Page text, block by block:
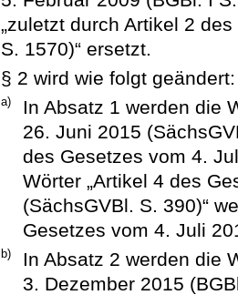
„zuletzt durch Artikel 2
S. 1570)“ ersetzt.
§ 2 wird wie folgt geändert:
a)
In Absatz 1 werden die
26. Juni 2015
des Gesetzes vom 4.
Wörter „Artikel 4 des
(SächsGVBl. S. 390)“
Gesetzes vom 4. Juli
b)
In Absatz 2 werden die
3. Dezember 2015